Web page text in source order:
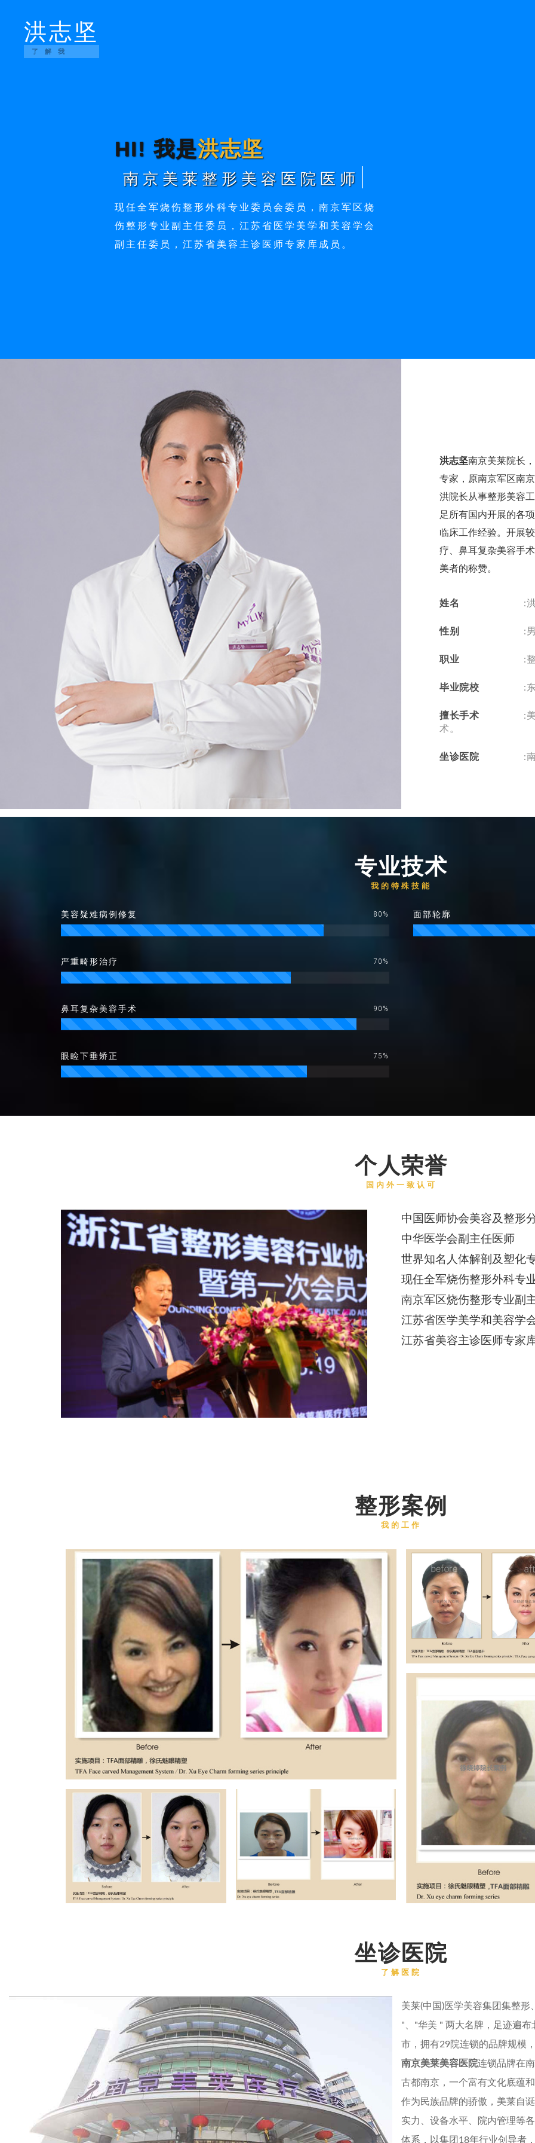
洪志坚
了解我
HI! 我是洪志坚
南京美莱整形美容医院医师
现任全军烧伤整形外科专业委员会委员，南京军区烧
伤整形专业副主任委员，江苏省医学美学和美容学会
副主任委员，江苏省美容主诊医师专家库成员。
洪志坚南京美莱院长
专家，原南京军区南
洪院长从事整形美容
足所有国内开展的各
临床工作经验。开展
疗、鼻耳复杂美容手
美者的称赞。
​姓名 :
性别 :
职业 :
毕业院校 :
擅长手术
:
术。
坐诊医院 :
专业技术
我的特殊技能
美容疑难病例修复 80%
严重畸形治疗 70%
鼻耳复杂美容手术 90%
眼睑下垂矫正 75%
面部轮廓
个人荣誉
国内外一致认可
中国医师协会美容及整形
中华医学会副主任医师
世界知名人体解剖及塑化
现任全军烧伤整形外科专
南京军区烧伤整形专业副
江苏省医学美学和美容学
江苏省美容主诊医师专家
整形案例
我的工作
Project 1
Project 2 Project 3
Project 4
坐诊医院
了解医院
美莱(中国)医学美容集团集整
"、"华美 " 两大名牌，足迹遍
市，拥有29院连锁的品牌规模
南京美莱美容医院连锁品牌在
古都南京，一个富有文化底蕴
作为民族品牌的骄傲，美莱自
实力、设备水平、院内管理等
体系，以集团18年行业创导者